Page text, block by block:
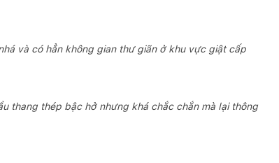
và có hẳn không gian thư giãn ở khu vực giật cấp
thang thép bậc hở nhưng khá chắc chắn mà lại thông